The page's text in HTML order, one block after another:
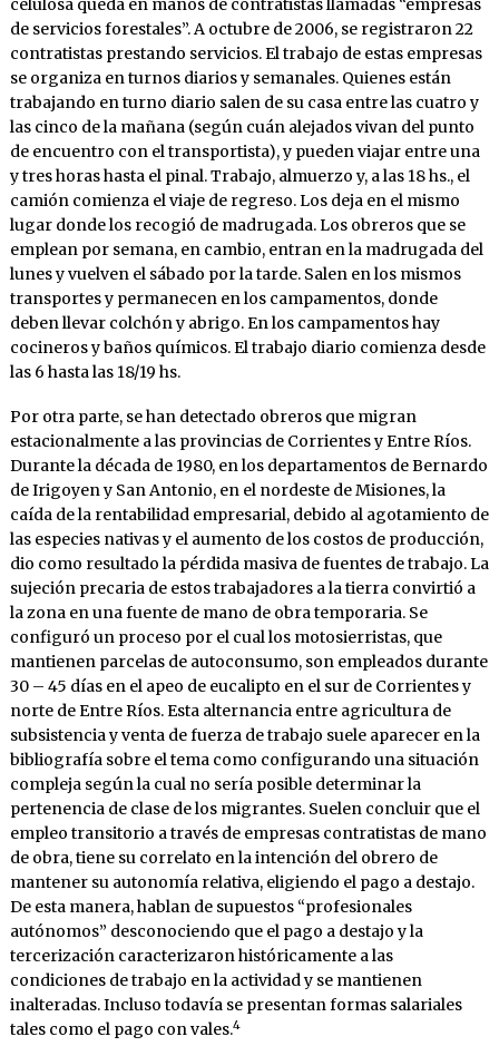
celulosa queda en manos de contratistas llamadas “empresas
de servicios forestales”. A octubre de 2006, se registraron 22
contratistas prestando servicios. El trabajo de estas empresas
se organiza en turnos diarios y semanales. Quienes están
trabajando en turno diario salen de su casa entre las cuatro y
las cinco de la mañana (según cuán alejados vivan del punto
de encuentro con el transportista), y pueden viajar entre una
y tres horas hasta el pinal. Trabajo, almuerzo y, a las 18 hs., el
camión comienza el viaje de regreso. Los deja en el mismo
lugar donde los recogió de madrugada. Los obreros que se
emplean por semana, en cambio, entran en la madrugada del
lunes y vuelven el sábado por la tarde. Salen en los mismos
transportes y permanecen en los campamentos, donde
deben llevar colchón y abrigo. En los campamentos hay
cocineros y baños químicos. El trabajo diario comienza desde
las 6 hasta las 18/19 hs.
Por otra parte, se han detectado obreros que migran
estacionalmente a las provincias de Corrientes y Entre Ríos.
Durante la década de 1980, en los departamentos de Bernardo
de Irigoyen y San Antonio, en el nordeste de Misiones, la
caída de la rentabilidad empresarial, debido al agotamiento de
las especies nativas y el aumento de los costos de producción,
dio como resultado la pérdida masiva de fuentes de trabajo. La
sujeción precaria de estos trabajadores a la tierra convirtió a
la zona en una fuente de mano de obra temporaria. Se
configuró un proceso por el cual los motosierristas, que
mantienen parcelas de autoconsumo, son empleados durante
30 – 45 días en el apeo de eucalipto en el sur de Corrientes y
norte de Entre Ríos. Esta alternancia entre agricultura de
subsistencia y venta de fuerza de trabajo suele aparecer en la
bibliografía sobre el tema como configurando una situación
compleja según la cual no sería posible determinar la
pertenencia de clase de los migrantes. Suelen concluir que el
empleo transitorio a través de empresas contratistas de mano
de obra, tiene su correlato en la intención del obrero de
mantener su autonomía relativa, eligiendo el pago a destajo.
De esta manera, hablan de supuestos “profesionales
autónomos” desconociendo que el pago a destajo y la
tercerización caracterizaron históricamente a las
condiciones de trabajo en la actividad y se mantienen
inalteradas. Incluso todavía se presentan formas salariales
tales como el pago con vales.4